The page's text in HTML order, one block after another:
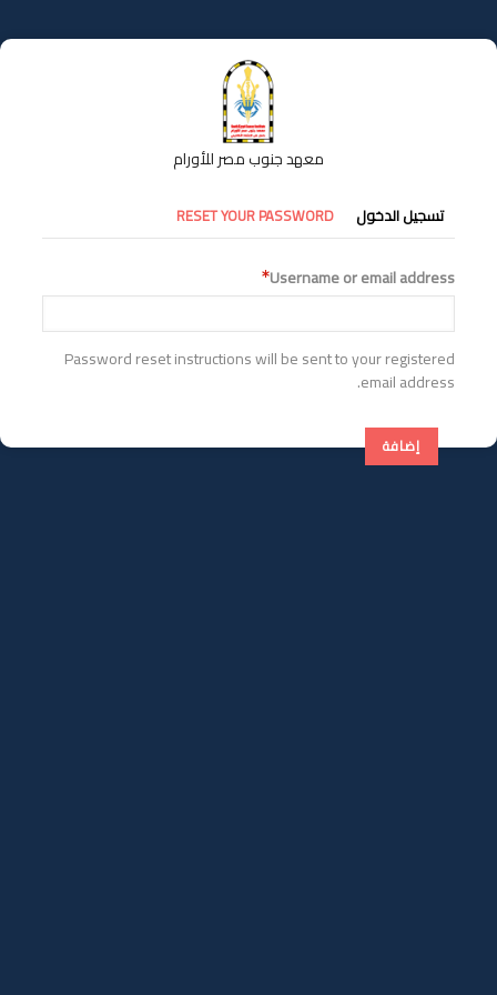
إلى
المحتوى
معهد جنوب مصر للأورام
التبويبات
الأساسية
تسجيل الدخول RESET YOUR PASSWORD
Username or email address
Password reset instructions will be sent to your registered
email address.